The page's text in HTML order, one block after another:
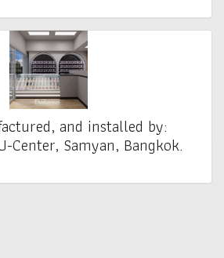
and installed by:
Center, Samyan, Bangkok.